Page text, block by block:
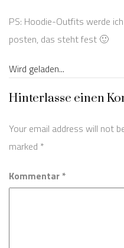
PS: Hoodie-Outfits werde
posten, das steht fest 🙂
Wird geladen...
Hinterlasse einen
Your email address will not
marked *
Kommentar *